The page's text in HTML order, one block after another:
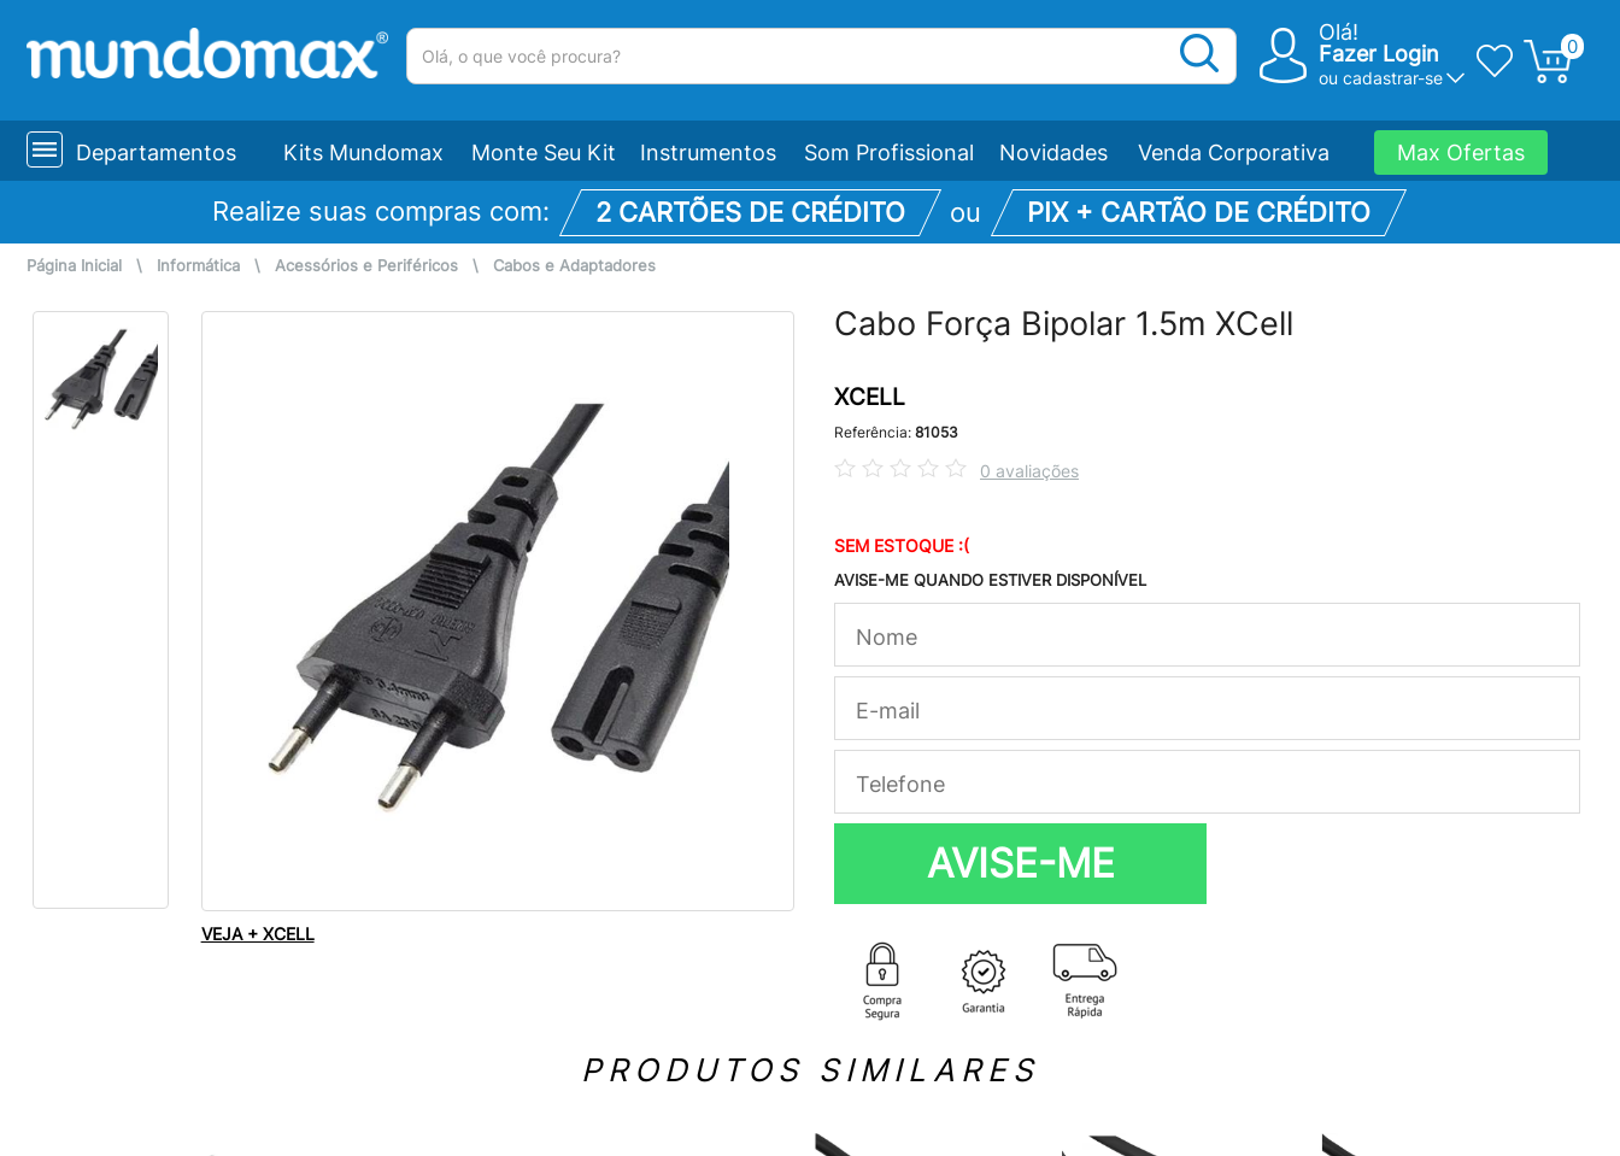
Olá!
Fazer Login
ou cadastrar-se
0
Departamentos Kits Mundomax Monte Seu Kit Instrumentos Som Profissional Novidades Venda Corporativa Max Ofertas
Realize suas compras com: 2 CARTÕES DE CRÉDITO ou PIX + CARTÃO DE CRÉDITO
Página Inicial \ Informática \ Acessórios e Periféricos \ Cabos e Adaptadores
VEJA + XCELL
Cabo Força Bipolar 1.5m XCell
XCELL
Referência: 81053
0 avaliações
SEM ESTOQUE :(
AVISE-ME QUANDO ESTIVER DISPONÍVEL
AVISE-ME
PRODUTOS SIMILARES